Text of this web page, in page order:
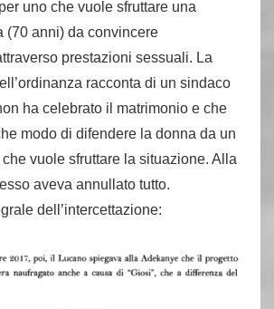
uno che vuole sfruttare una
(70 anni) da convincere
prestazioni sessuali. La
racconta di un sindaco
ha celebrato il matrimonio e che
modo di difendere la donna da un
vuole sfruttare la situazione. Alla
aveva annullato tutto.
dell’intercettazione: